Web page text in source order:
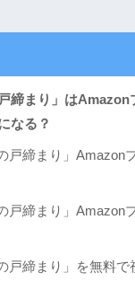
締まり」はAmazon
なる？
戸締まり」Amazon
戸締まり」Amazon
戸締まり」を無料で